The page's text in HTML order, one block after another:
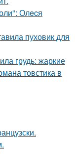
Олecя
пуховик для
грудь: жаркие
товстика в